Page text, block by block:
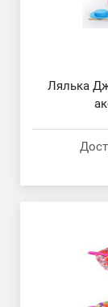
Лялька